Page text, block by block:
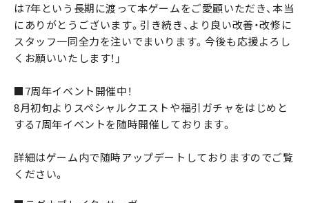
は7年という長期に渡って本ゲームをご愛顧いただき、本当
にありがとうございます。引き続き、より良い改善・改修に
スタッフ一同全力を注いでまいります。今後も応援よろし
くお願いいたします！」
■7周年イベント開催中！
8月初旬よりスペシャルクエストや福引ガチャをはじめと
する7周年イベントを随時開催しております。
詳細はゲーム内で随時アップデートしておりますのでご覧
ください。